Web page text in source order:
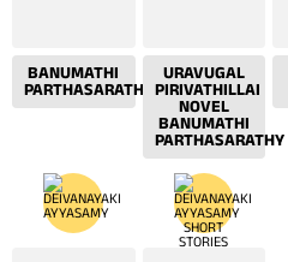
BANUMATHI
PARTHASARATHY
URAVUGAL
PIRIVATHILLAI
NOVEL
BANUMATHI
PARTHASARATHY